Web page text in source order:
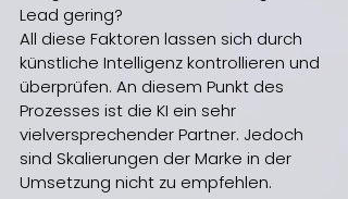
Lead gering?
All diese Faktoren lassen sich durch
künstliche Intelligenz kontrollieren und
überprüfen. An diesem Punkt des
Prozesses ist die KI ein sehr
vielversprechender Partner. Jedoch
sind Skalierungen der Marke in der
Umsetzung nicht zu empfehlen.